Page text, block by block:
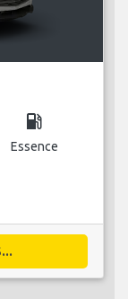
local_gas_station
Essence